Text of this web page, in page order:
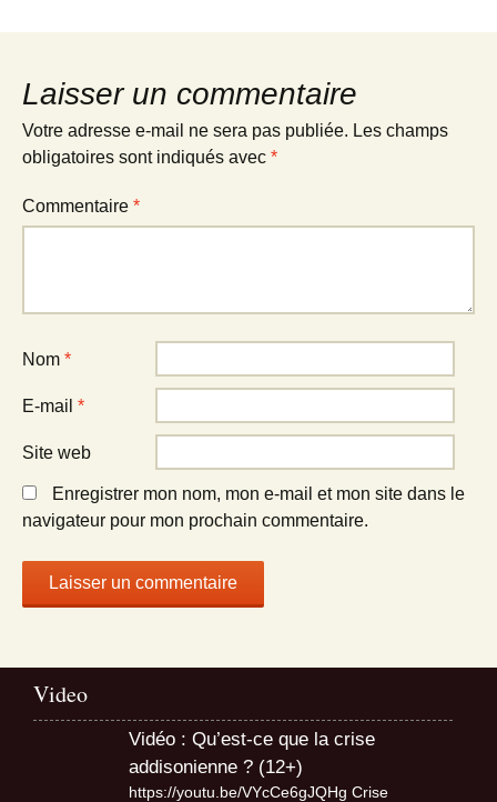
Laisser un commentaire
Votre adresse e-mail ne sera pas publiée. Les champs
obligatoires sont indiqués avec *
Commentaire *
Nom *
E-mail *
Site web
Enregistrer mon nom, mon e-mail et mon site dans le
navigateur pour mon prochain commentaire.
Video
Vidéo : Qu’est-ce que la crise
addisonienne ? (12+)
https://youtu.be/VYcCe6gJQHg Crise